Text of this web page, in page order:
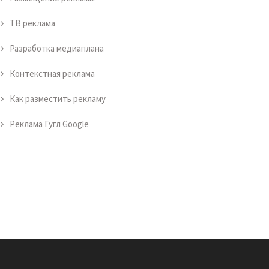
ТВ реклама
Разработка медиаплана
Контекстная реклама
Как разместить рекламу
Реклама Гугл Google